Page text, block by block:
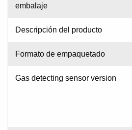
embalaje
Descripción del producto
Formato de empaquetado
Gas detecting sensor version